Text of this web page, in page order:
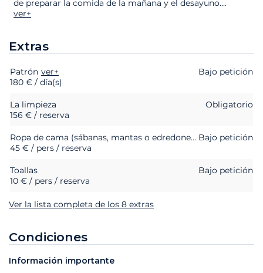
de preparar la comida de la mañana y el desayuno....
ver+
Extras
Extras Estado
Patrón ver+
Bajo petición
180 € / día(s)
La limpieza
Obligatorio
156 € / reserva
Ropa de cama (sábanas, mantas o edredones, almohadas y fundas de almohada) Bajo petición
45 € / pers / reserva
Toallas
Bajo petición
10 € / pers / reserva
Ver la lista completa de los 8 extras
Condiciones
Información importante